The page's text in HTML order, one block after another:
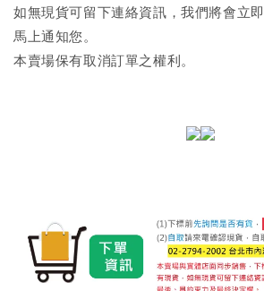
如無現貨可留下連絡資訊，我們將會立
馬上通知您。
本賣場保有取消訂單之權利。